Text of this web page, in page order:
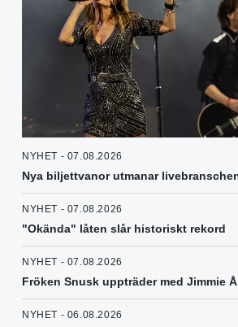
NYHET - 07.08.2026
Nya biljettvanor utmanar
NYHET - 07.08.2026
"Okända" låten slår historiskt rekord
NYHET - 07.08.2026
Fröken Snusk uppträder med Jimmie
NYHET - 06.08.2026